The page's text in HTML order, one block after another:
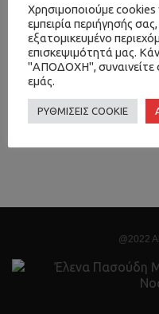
Μουσικοθεραπεία:
February 24, 2023
nevronas.gr Έλενα
Πάνω Σπίτι
@2022
Χρησιμοποιούμε
εμπειρία περιήγησής
εξατομικευμένο
επισκεψιμότητά μας.
"ΑΠΟΔΟΧΗ", συναινείτε
εμάς.
ΡΥΘΜΙΣΕΙΣ COOKIE